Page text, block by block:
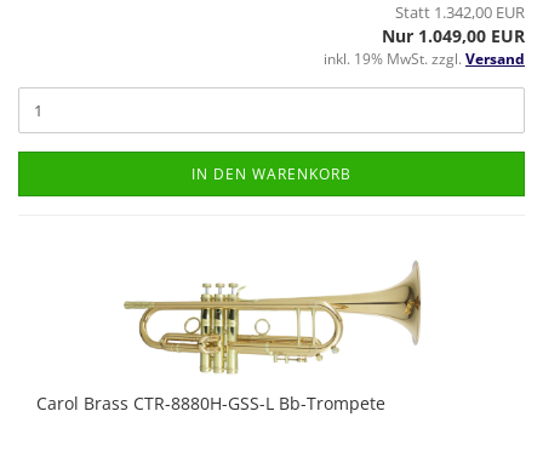
Statt 1.342,00 EUR
Nur 1.049,00 EUR
inkl. 19% MwSt. zzgl. Versand
IN DEN WARENKORB
Carol Brass CTR-8880H-GSS-L Bb-Trompete